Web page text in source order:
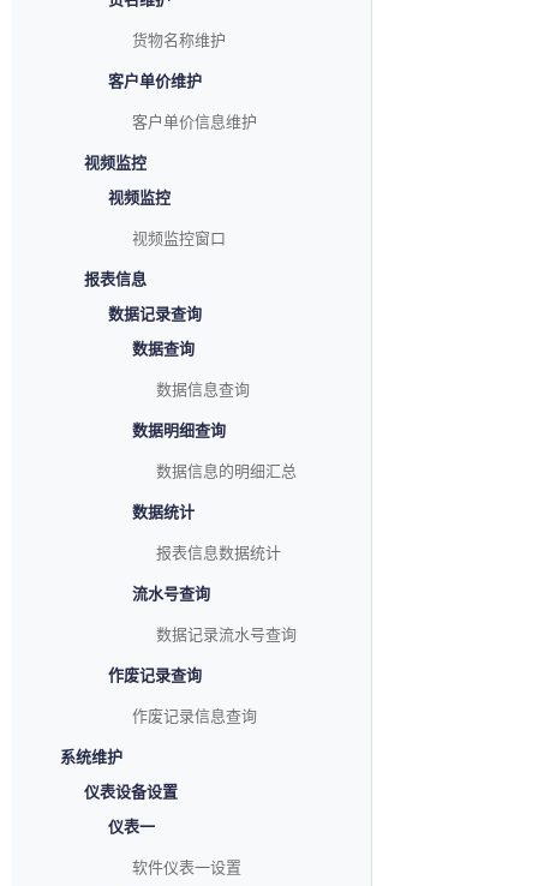
货物名称维护
客户单价维护
客户单价信息维护
视频监控
视频监控
视频监控窗口
报表信息
数据记录查询
数据查询
数据信息查询
数据明细查询
数据信息的明细汇总
数据统计
报表信息数据统计
流水号查询
数据记录流水号查询
作废记录查询
作废记录信息查询
系统维护
仪表设备设置
仪表一
软件仪表一设置